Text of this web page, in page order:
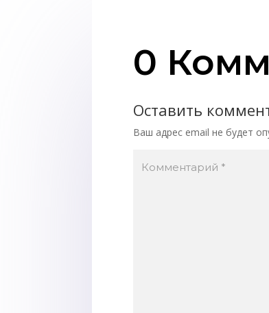
0
Оставить
Ваш адрес email не будет